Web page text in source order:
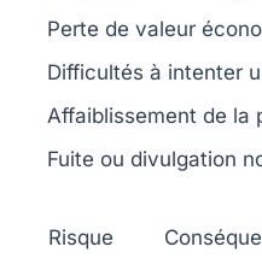
Perte de valeur
Difficultés à intenter
Affaiblissement de la
Fuite ou divulgation
Risque